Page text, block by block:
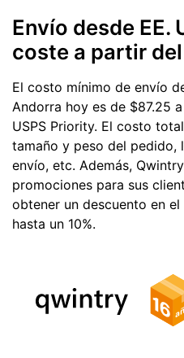
Envío desde EE.
coste a partir del
El costo mínimo de envío
Andorra hoy es de $87.25
USPS Priority. El costo
tamaño y peso del pedido,
envío, etc. Además,
promociones para sus
obtener un descuento en el
hasta un 10%.